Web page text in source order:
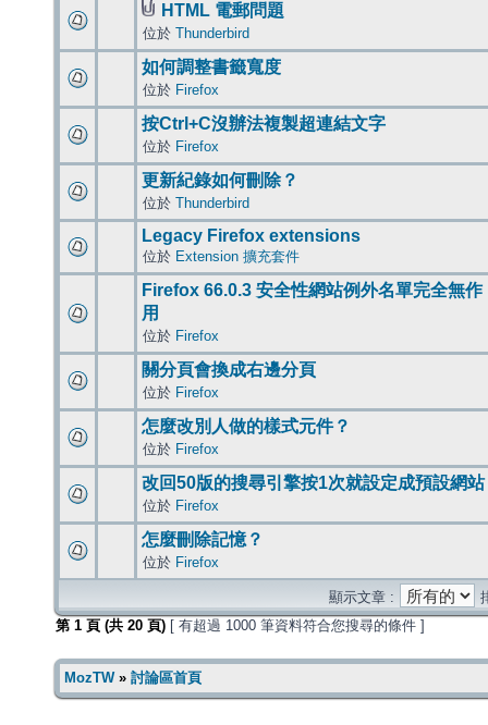
HTML 電郵問題
位於 Thunderbird
如何調整書籤寬度
位於 Firefox
按Ctrl+C沒辦法複製超連結文字
位於 Firefox
更新紀錄如何刪除？
位於 Thunderbird
Legacy Firefox extensions
位於 Extension 擴充套件
Firefox 66.0.3 安全性網站例外名單完全無作
用
位於 Firefox
關分頁會換成右邊分頁
位於 Firefox
怎麼改別人做的樣式元件？
位於 Firefox
改回50版的搜尋引擎按1次就設定成預設網站
位於 Firefox
怎麼刪除記憶？
位於 Firefox
顯示文章 :
第 1 頁 (共 20 頁) [ 有超過 1000 筆資料符合您搜尋的條件 ]
MozTW» 討論區首頁